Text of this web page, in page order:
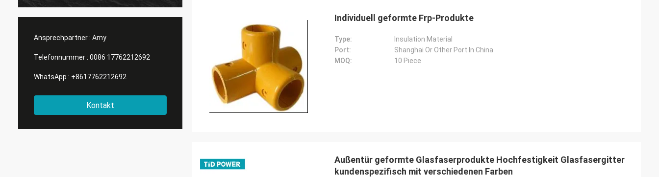
Ansprechpartner : Amy
Telefonnummer : 0086 17762212692
WhatsApp : +8617762212692
Kontakt
Individuell geformte Frp-Produkte
Type:
Insulation Material
Port:
Shanghai Or Other Port In China
MOQ:
10 Piece
Außentür geformte Glasfaserprodukte Hochfestigkeit Glasfasergitter
kundenspezifisch mit verschiedenen Farben